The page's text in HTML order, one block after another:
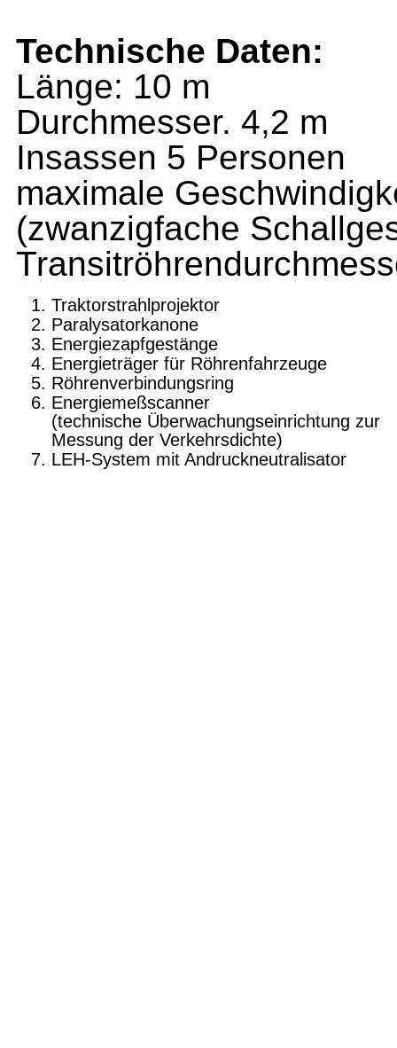
Technische Daten:
Länge: 10 m
Durchmesser. 4,2 m
Insassen 5 Personen
maximale
(zwanzigfache
Traktorstrahlprojektor
Paralysatorkanone
Energiezapfgestänge
Energieträger für Röhrenfahrzeuge
Röhrenverbindungsring
Energiemeßscanner
(technische Überwachungseinrichtung zur
Messung der Verkehrsdichte)
LEH-System mit Andruckneutralisator